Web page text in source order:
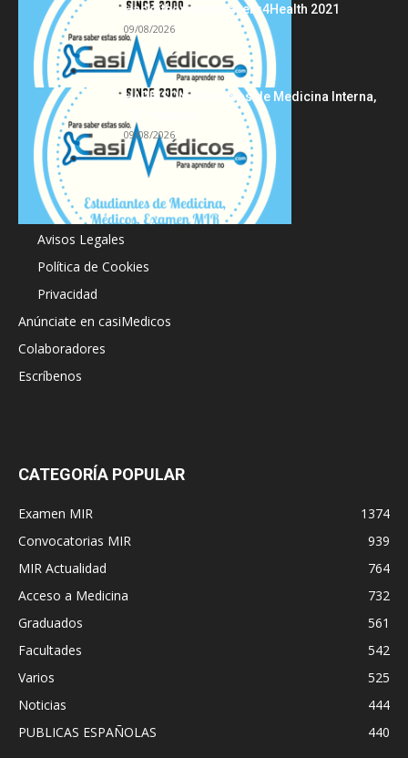
Hackathon Innomakers4Health 2021
09/08/2026
HARRISON Principios de Medicina Interna,
09/08/2026
Acerca de
Avisos Legales
Política de Cookies
Privacidad
Anúnciate en casiMedicos
Colaboradores
Escríbenos
CATEGORÍA POPULAR
Examen MIR
1374
Convocatorias MIR
939
MIR Actualidad
764
Acceso a Medicina
732
Graduados
561
Facultades
542
Varios
525
Noticias
444
PUBLICAS ESPAÑOLAS
440